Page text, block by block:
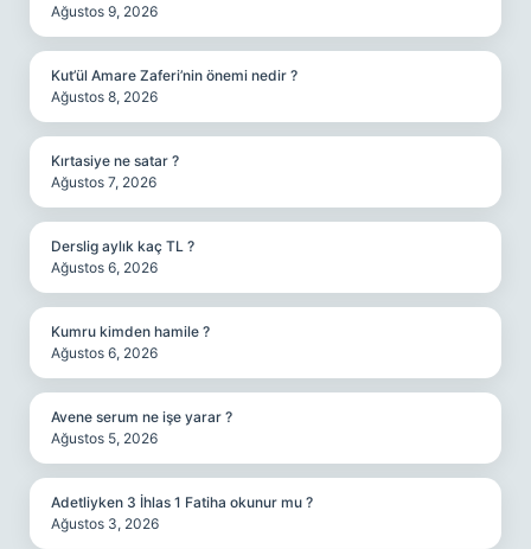
Ağustos 9, 2026
Kut’ül Amare Zaferi’nin önemi nedir ?
Ağustos 8, 2026
Kırtasiye ne satar ?
Ağustos 7, 2026
Derslig aylık kaç TL ?
Ağustos 6, 2026
Kumru kimden hamile ?
Ağustos 6, 2026
Avene serum ne işe yarar ?
Ağustos 5, 2026
Adetliyken 3 İhlas 1 Fatiha okunur mu ?
Ağustos 3, 2026